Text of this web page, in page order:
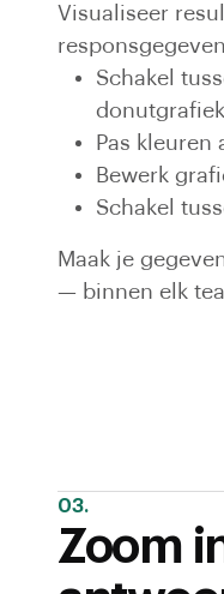
Visualiseer
Schakel
Pas
Bewerk
Schakel
Maak je
— binnen elk
03.
Zoom